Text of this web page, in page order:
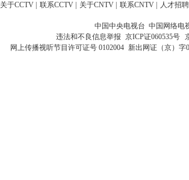
关于CCTV 联系CCTV 关于CNTV 联系CNTV 人才招聘
中国中央电视台 中国网络电
违法和不良信息举报 京ICP证060535号
网上传播视听节目许可证号 0102004 新出网证（京）